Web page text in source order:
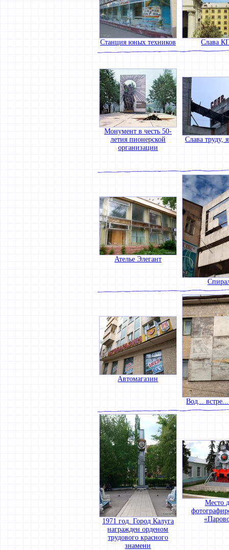
Станция юных техников Слава
Монумент в честь 50-
летия пионерской
организации
Слава труду,
Ателье Элегант
Автомагазин
Вод...
1971 год. Город Калуга
награжден орденом
трудового красного
знамени
Место